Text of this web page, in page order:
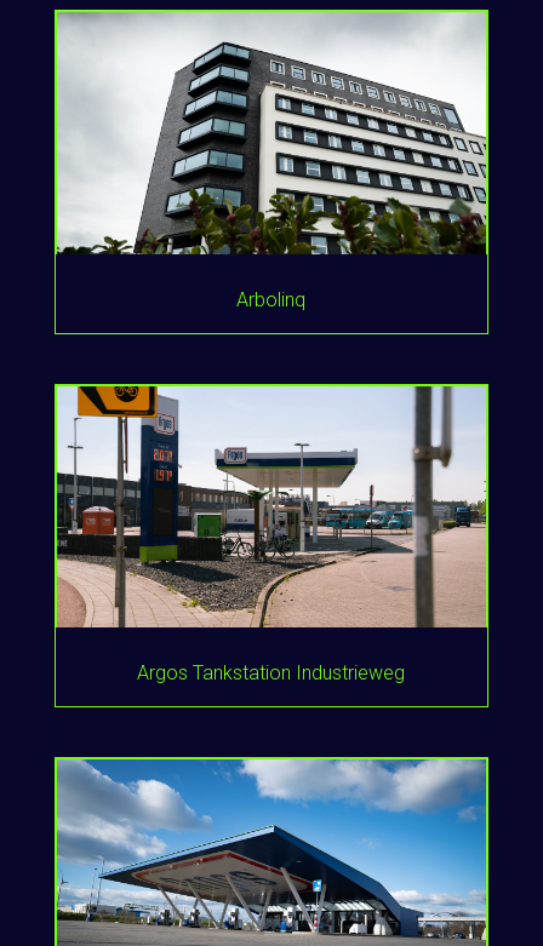
Arbolinq
Argos Tankstation Industrieweg